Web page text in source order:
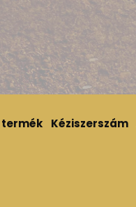
termék Kéziszerszám